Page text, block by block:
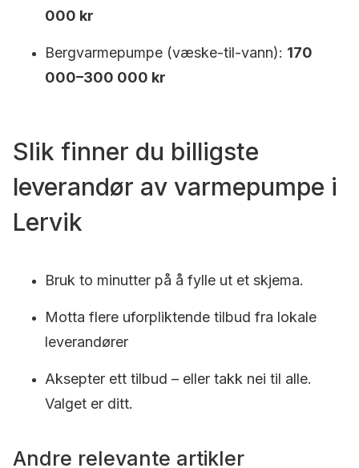
000 kr
Bergvarmepumpe (væske-til-vann): 170
000–300 000 kr
Slik finner du billigste
leverandør av varmepumpe i
Lervik
Bruk to minutter på å fylle ut et skjema.
Motta flere uforpliktende tilbud fra lokale
leverandører
Aksepter ett tilbud – eller takk nei til alle.
Valget er ditt.
Andre relevante artikler